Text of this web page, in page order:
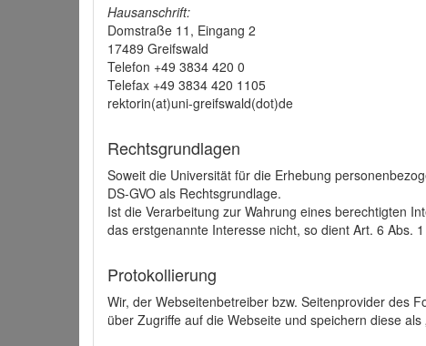
Hausanschrift:
Domstraße 11, Eingang 2
17489 Greifswald
Telefon +49 3834 420 0
Telefax +49 3834 420 1105
rektorin(at)uni-greifswald(dot)de
Rechtsgrundlagen
Soweit die Universität für die Erhebung
DS-GVO als Rechtsgrundlage.
Ist die Verarbeitung zur Wahrung eines berechtigten
das erstgenannte Interesse nicht, so dient Art. 6 Abs.
Protokollierung
Wir, der Webseitenbetreiber bzw. Seitenprovider des
über Zugriffe auf die Webseite und speichern diese